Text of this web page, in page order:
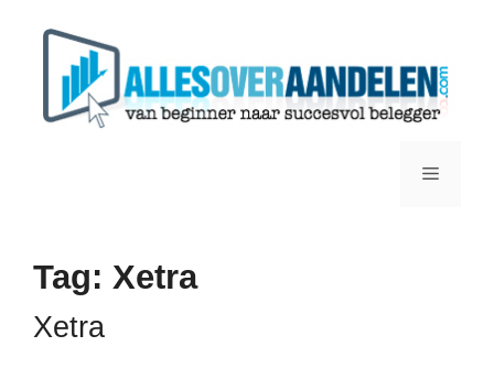
Menu
Tag: Xetra
Xetra